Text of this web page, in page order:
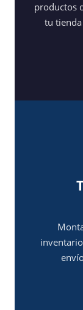
productos
tu